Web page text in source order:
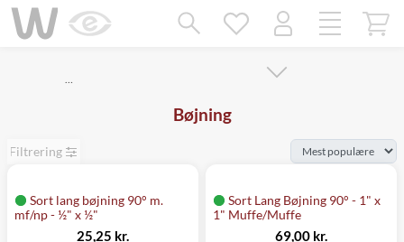
…
Bøjning
Filtrering
Sort lang bøjning 90° m.
mf/np - ½" x ½"
25,25 kr.
Sort Lang Bøjning 90° - 1" x
1" Muffe/Muffe
69,00 kr.
Mangler chatten?
Ret samtykke!